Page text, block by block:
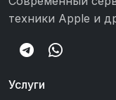
техники Apple и
Услуги